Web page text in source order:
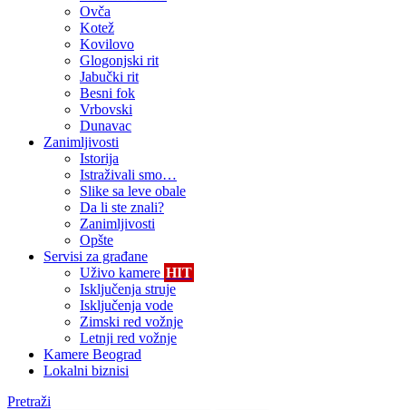
Ovča
Kotež
Kovilovo
Glogonjski rit
Jabučki rit
Besni fok
Vrbovski
Dunavac
Zanimljivosti
Istorija
Istraživali smo…
Slike sa leve obale
Da li ste znali?
Zanimljivosti
Opšte
Servisi za građane
Uživo kamere HIT
Isključenja struje
Isključenja vode
Zimski red vožnje
Letnji red vožnje
Kamere Beograd
Lokalni biznisi
Pretraži